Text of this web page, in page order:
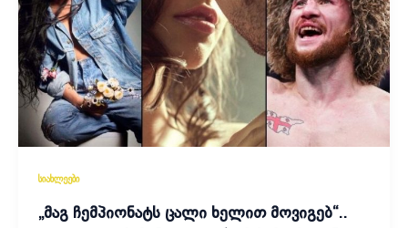
სიახლეები
„მაგ ჩემპიონატს ცალი ხელით მოვიგებ“..